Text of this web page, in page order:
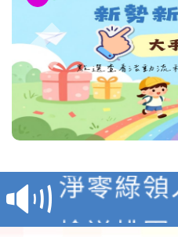
教育部
報
淨零綠
檢送桃